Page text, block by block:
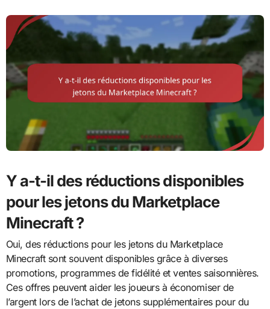
Y a-t-il des réductions disponibles
pour les jetons du Marketplace
Minecraft ?
Oui, des réductions pour les jetons du Marketplace
Minecraft sont souvent disponibles grâce à diverses
promotions, programmes de fidélité et ventes saisonnières.
Ces offres peuvent aider les joueurs à économiser de
l’argent lors de l’achat de jetons supplémentaires pour du